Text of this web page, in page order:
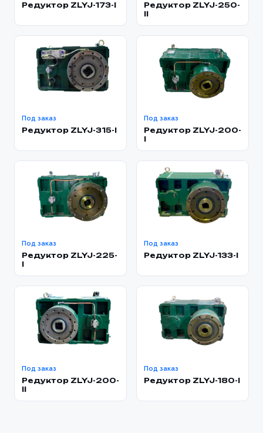
Редуктор ZLYJ-173-l
Редуктор ZLYJ-250-
ll
Под заказ
Редуктор ZLYJ-315-l
Под заказ
Редуктор ZLYJ-200-
l
Под заказ
Редуктор ZLYJ-225-
l
Под заказ
Редуктор ZLYJ-133-I
Под заказ
Редуктор ZLYJ-200-
II
Под заказ
Редуктор ZLYJ-180-l